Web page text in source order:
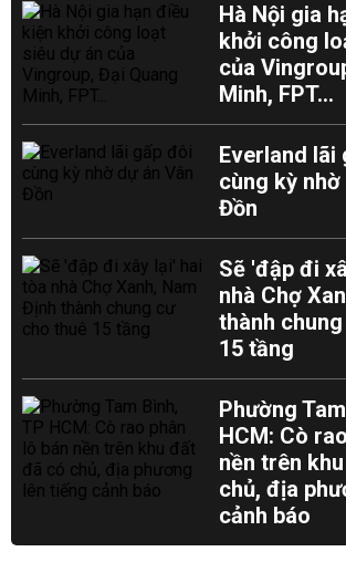
Hà Nội gia
khởi công
của
Minh, FPT...
Everland lãi
cùng kỳ nhờ
Đồn
Sẽ 'đập đi
nhà Chợ
thành
15 tầng
Phường
HCM: Cò
nền trên
chủ, địa
cảnh báo